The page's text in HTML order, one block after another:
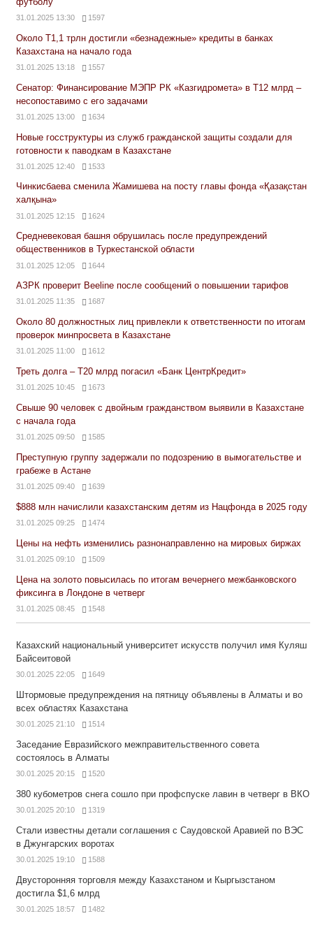
31.01.2025 13:30 1597
Около Т1,1 трлн достигли «безнадежные» кредиты в банках
Казахстана на начало года
31.01.2025 13:18 1557
Сенатор: Финансирование МЭПР РК «Казгидромета» в Т12 млрд –
несопоставимо с его задачами
31.01.2025 13:00 1634
Новые госструктуры из служб гражданской защиты создали для
готовности к паводкам в Казахстане
31.01.2025 12:40 1533
Чинкисбаева сменила Жамишева на посту главы фонда «Қазақстан
халқына»
31.01.2025 12:15 1624
Средневековая башня обрушилась после предупреждений
общественников в Туркестанской области
31.01.2025 12:05 1644
АЗРК проверит Beeline после сообщений о повышении тарифов
31.01.2025 11:35 1687
Около 80 должностных лиц привлекли к ответственности по итогам
проверок минпросвета в Казахстане
31.01.2025 11:00 1612
Треть долга – Т20 млрд погасил «Банк ЦентрКредит»
31.01.2025 10:45 1673
Свыше 90 человек с двойным гражданством выявили в Казахстане
с начала года
31.01.2025 09:50 1585
Преступную группу задержали по подозрению в вымогательстве и
грабеже в Астане
31.01.2025 09:40 1639
$888 млн начислили казахстанским детям из Нацфонда в 2025 году
31.01.2025 09:25 1474
Цены на нефть изменились разнонаправленно на мировых биржах
31.01.2025 09:10 1509
Цена на золото повысилась по итогам вечернего межбанковского
фиксинга в Лондоне в четверг
31.01.2025 08:45 1548
Казахский национальный университет искусств получил имя Куляш
Байсеитовой
30.01.2025 22:05 1649
Штормовые предупреждения на пятницу объявлены в Алматы и во
всех областях Казахстана
30.01.2025 21:10 1514
Заседание Евразийского межправительственного совета
состоялось в Алматы
30.01.2025 20:15 1520
380 кубометров снега сошло при профспуске лавин в четверг в ВКО
30.01.2025 20:10 1319
Стали известны детали соглашения с Саудовской Аравией по ВЭС
в Джунгарских воротах
30.01.2025 19:10 1588
Двусторонняя торговля между Казахстаном и Кыргызстаном
достигла $1,6 млрд
30.01.2025 18:57 1482